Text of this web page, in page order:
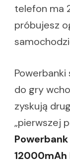
telefon ma
próbujesz
do gry
zyskują
„pierwszej
12000mAh